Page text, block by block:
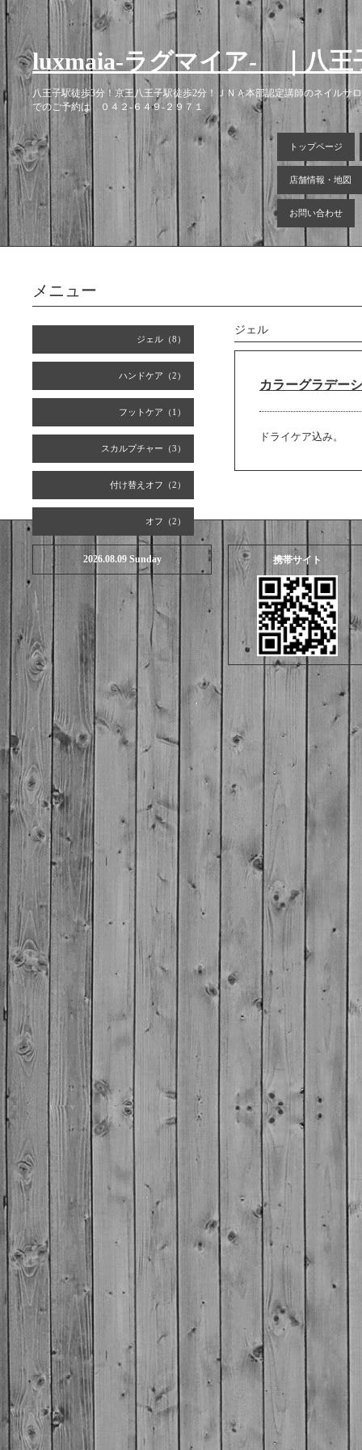
luxmaia-ラグマイア- ｜八
八王子駅徒歩3分！京王八王子駅徒歩2分！ＪＮＡ本部認定講師のネイル
でのご予約は ０４２-６４９-２９７１
トップページ
店舗情報・地図
お問い合わせ
ジェル（8）
ハンドケア（2）
フットケア（1）
スカルプチャー（3）
付け替えオフ（2）
オフ（2）
メニュー
ジェル
カラーグラデー
ドライケア込み。
2026.08.09 Sunday 携帯サイト